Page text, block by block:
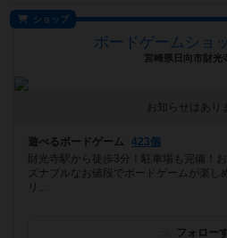
ショップ
ボードゲームショ
宮崎県日向市財光
お知らせはあり
遊べるボードゲーム
423個
財光寺駅から徒歩3分！駐車場も完備！
ズナブルなお値段でボードゲームが楽し
リ...
フォロー